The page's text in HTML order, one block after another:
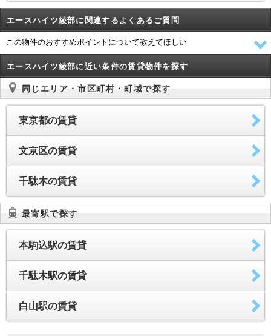
エースハイツ綾部に関連するよくあるご質問
この物件のおすすめポイントについて教えてほしい
エースハイツ綾部に近い条件の賃貸物件を探す
同じエリア・市区町村・町域で探す
東京都の賃貸
文京区の賃貸
千駄木の賃貸
最寄駅で探す
本駒込駅の賃貸
千駄木駅の賃貸
白山駅の賃貸